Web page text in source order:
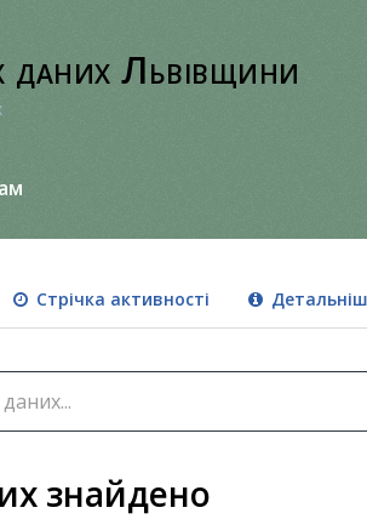
даних Львівщини
Стрічка активності
знайдено